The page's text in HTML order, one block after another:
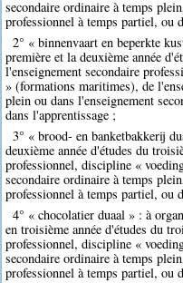
secondaire ordinaire à temps
professionnel à temps partiel, ou
2° « binnenvaart en beperkte
première et la deuxième année
l'enseignement secondaire
» (formations maritimes), de
plein ou dans l'enseignement
dans l'apprentissage ;
3° « brood- en banketbakkerij
deuxième année d'études du
professionnel, discipline «
secondaire ordinaire à temps
professionnel à temps partiel, ou
4° « chocolatier duaal » : à
en troisième année d'études du
professionnel, discipline «
secondaire ordinaire à temps
professionnel à temps partiel, ou